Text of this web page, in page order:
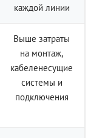
каждой линии
Выше затраты
на монтаж,
кабеленесущие
системы и
подключения